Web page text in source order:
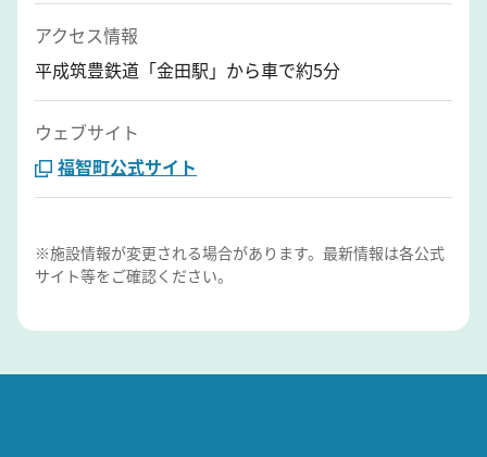
アクセス情報
平成筑豊鉄道「金田駅」から車で約5分
ウェブサイト
福智町公式サイト
※施設情報が変更される場合があります。最新情報は各公式
サイト等をご確認ください。